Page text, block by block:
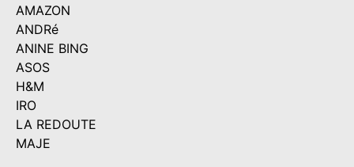
AMAZON
ANDRé
ANINE BING
ASOS
H&M
IRO
LA REDOUTE
MAJE